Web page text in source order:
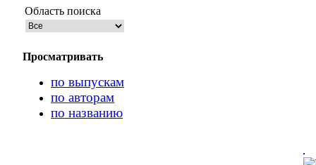
Область поиска
Просматривать
по выпускам
по авторам
по названию